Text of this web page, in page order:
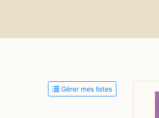
Gérer mes listes